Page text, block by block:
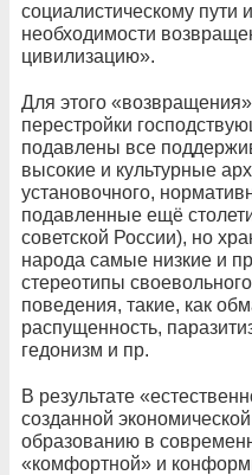
социалистическому пути
необходимости
цивилизацию».
Для этого
перестройки
подавлены все
высокие и культурные
установочного,
подавленные ещё
советской России), но
народа самые низкие и
стереотипы
поведения, такие, как
распущенность,
гедонизм и пр.
В результате
созданной
образованию в
«комфортной» и